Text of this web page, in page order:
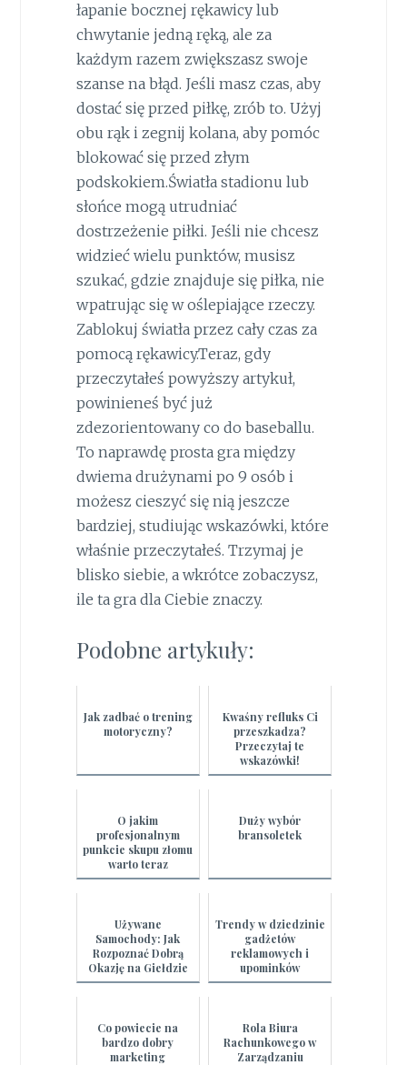
łapanie bocznej rękawicy lub
chwytanie jedną ręką, ale za
każdym razem zwiększasz swoje
szanse na błąd. Jeśli masz czas, aby
dostać się przed piłkę, zrób to. Użyj
obu rąk i zegnij kolana, aby pomóc
blokować się przed złym
podskokiem.Światła stadionu lub
słońce mogą utrudniać
dostrzeżenie piłki. Jeśli nie chcesz
widzieć wielu punktów, musisz
szukać, gdzie znajduje się piłka, nie
wpatrując się w oślepiające rzeczy.
Zablokuj światła przez cały czas za
pomocą rękawicy.Teraz, gdy
przeczytałeś powyższy artykuł,
powinieneś być już
zdezorientowany co do baseballu.
To naprawdę prosta gra między
dwiema drużynami po 9 osób i
możesz cieszyć się nią jeszcze
bardziej, studiując wskazówki, które
właśnie przeczytałeś. Trzymaj je
blisko siebie, a wkrótce zobaczysz,
ile ta gra dla Ciebie znaczy.
Podobne artykuły:
Jak zadbać o trening
motoryczny?
Kwaśny refluks Ci
przeszkadza?
Przeczytaj te
wskazówki!
O jakim
profesjonalnym
punkcie skupu złomu
warto teraz
pomyśleć?
Duży wybór
bransoletek
Używane
Samochody: Jak
Rozpoznać Dobrą
Okazję na Giełdzie
Grupa DBK.
Trendy w dziedzinie
gadżetów
reklamowych i
upominków
firmowych
Co powiecie na
bardzo dobry
marketing
Rola Biura
Rachunkowego w
Zarządzaniu